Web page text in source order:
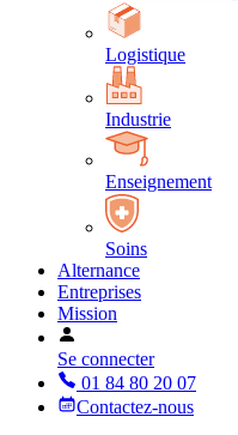
Logistique
Industrie
Enseignement
Soins
Alternance
Entreprises
Mission
Se connecter
01 84 80 20 07
Contactez-nous